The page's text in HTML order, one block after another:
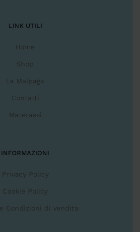
LINK UTILI
Home
Shop
La Malpaga
Contatti
Materassi
INFORMAZIONI
Privacy Policy
Cookie Policy
Condizioni di vendita